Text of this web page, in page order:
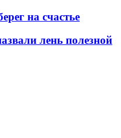
на счастье
лень полезной